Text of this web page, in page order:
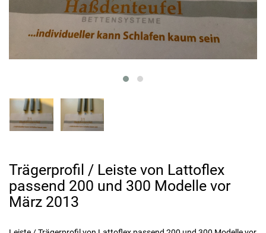
Trägerprofil / Leiste von Lattoflex
passend 200 und 300 Modelle vor
März 2013